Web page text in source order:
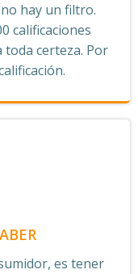
hay un filtro.
calificaciones
certeza. Por
es tener